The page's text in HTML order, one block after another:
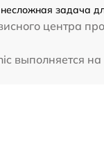
задача
центра
выполняется